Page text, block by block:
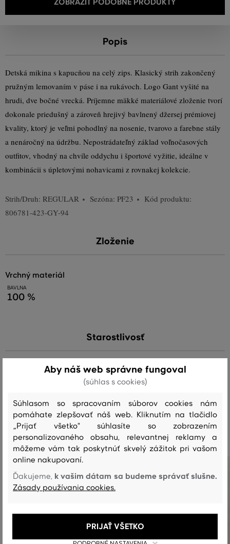
Popis
Detská mikina s kapucňou na celý zips. Klasický strih zakončený
pružným lemovaním v páse i na rukávoch. Logo Gant vyšité na
hrudi, dve bočné vrecká. Príjemne mäkké materiálové zloženie tvorí
dokonale priedušný a zároveň hrejivý bavlnený džersej prémiovej
kvality, ktorý je veľmi pohodlný na nosenie, tvarovo a farebne stály
a nenáročný na údržbu. Nepostrádateľný základ voľnočasových
outfitov, vhodný na chvíle oddychu i športové vyžitie, ideálne v
kombinácii s úpletovými nohavicami z rovnakej kolekcie.
Strih/Druh: REGULAR Sezóna: PF23
Kód produktu:
806781-423-GY-94
Zloženie
vrchný materiál
BAVLNA
100 %
Starostlivosť
BIELENIE SUŠENIE ŽEHLENIE ČISTENIE
Odporúčané produkty
Aby náš web správne fungoval
(súhlas s cookies)
Súhlasom so spracovaním súborov cookies nám
pomáhate zlepšovať náš web. Kliknutím na tlačidlo
„Prijať všetko" súhlasíte so zobrazením
personalizovaného obsahu, relevantnej reklamy a
môžeme vám tak poskytnúť skvelý zážitok pri vašom
online nakupovaní.
Ďakujeme, k vašim dátam sa budeme správať slušne.
Zásady používania cookies.
PRIJAŤ VŠETKO